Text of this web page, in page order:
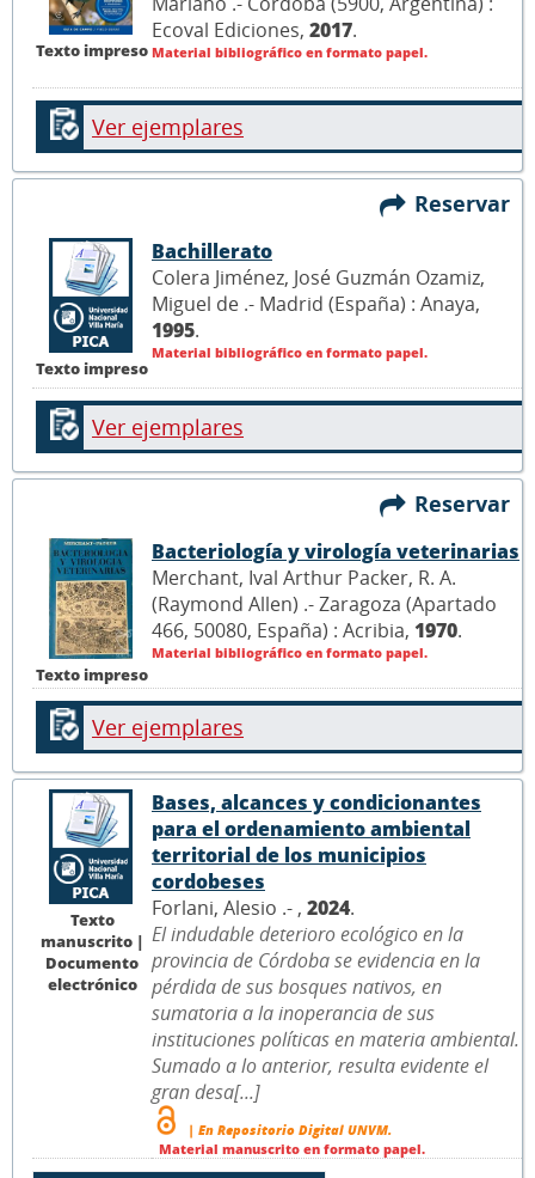
Texto impreso
Ecoval Ediciones, 2017.
Material bibliográfico en formato papel.
Ver ejemplares
Reservar
Texto impreso
Bachillerato
Colera Jiménez, José Guzmán Ozamiz,
Miguel de .- Madrid (España) : Anaya,
1995.
Material bibliográfico en formato papel.
Ver ejemplares
Reservar
Texto impreso
Bacteriología y virología veterinarias
Merchant, Ival Arthur Packer, R. A.
(Raymond Allen) .- Zaragoza (Apartado
466, 50080, España) : Acribia, 1970.
Material bibliográfico en formato papel.
Ver ejemplares
Texto
manuscrito |
Documento
electrónico
Bases, alcances y condicionantes
para el ordenamiento ambiental
territorial de los municipios
cordobeses
Forlani, Alesio .- , 2024.
El indudable deterioro ecológico en la
provincia de Córdoba se evidencia en la
pérdida de sus bosques nativos, en
sumatoria a la inoperancia de sus
instituciones políticas en materia ambiental.
Sumado a lo anterior, resulta evidente el
gran desa[...]
| En Repositorio Digital UNVM.
Material manuscrito en formato papel.